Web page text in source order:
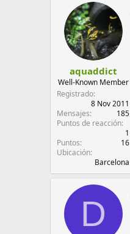
aquaddict
Well-Known Member
Registrado
8 Nov 2011
Mensajes
185
Puntos de reacción
1
Puntos
16
Ubicación
Barcelona
D